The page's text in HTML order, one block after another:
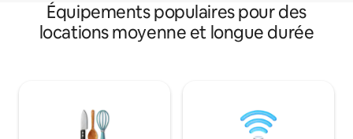
Équipements populaires pour des
locations moyenne et longue durée